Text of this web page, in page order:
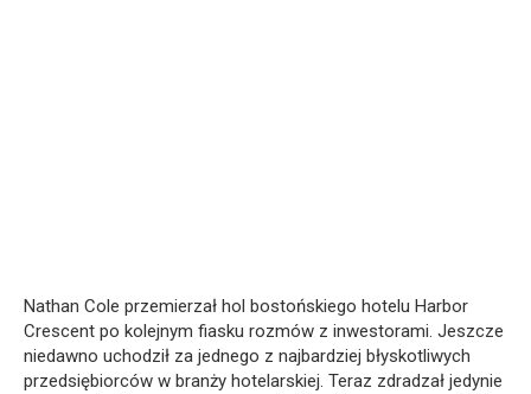
Nathan Cole przemierzał hol bostońskiego hotelu Harbor
Crescent po kolejnym fiasku rozmów z inwestorami. Jeszcze
niedawno uchodził za jednego z najbardziej błyskotliwych
przedsiębiorców w branży hotelarskiej. Teraz zdradzał jedynie